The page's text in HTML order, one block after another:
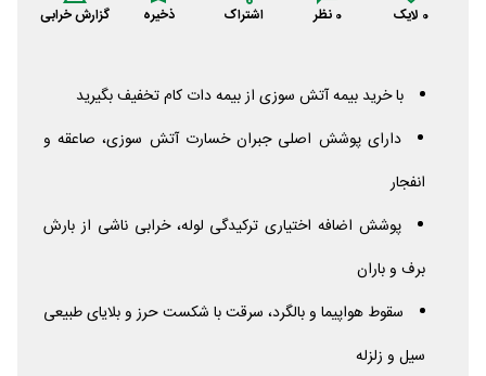
0 لایک 0 نظر اشتراک ذخیره گزارش خرابی
با خرید بیمه آتش سوزی از بیمه دات کام تخفیف بگیرید
دارای پوشش اصلی جبران خسارت آتش سوزی، صاعقه و
انفجار
پوشش اضافه اختیاری ترکیدگی لوله، خرابی ناشی از بارش
برف و باران
سقوط هواپیما و بالگرد، سرقت با شکست حرز و بلایای طبیعی
سیل و زلزله